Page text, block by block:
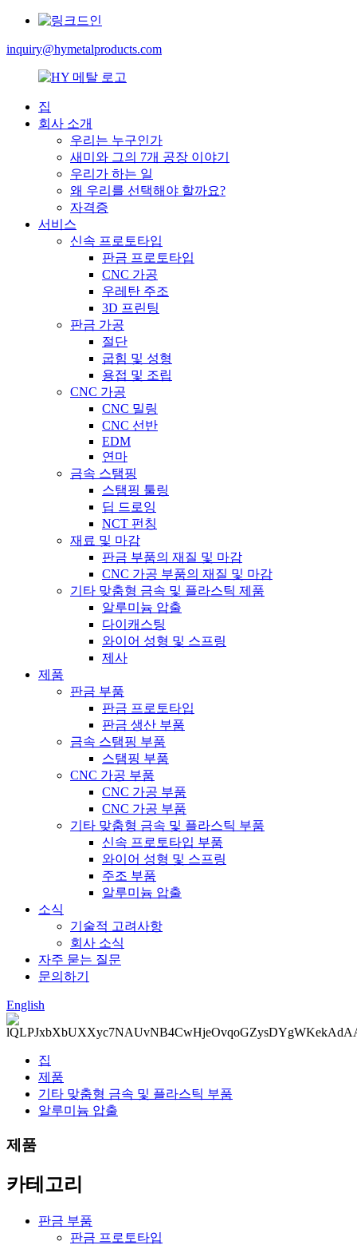
inquiry@hymetalproducts.com
집
회사 소개
우리는 누구인가
새미와 그의 7개 공장 이야기
우리가 하는 일
왜 우리를 선택해야 할까요?
자격증
서비스
신속 프로토타입
판금 프로토타입
CNC 가공
우레탄 주조
3D 프린팅
판금 가공
절단
굽힘 및 성형
용접 및 조립
CNC 가공
CNC 밀링
CNC 선반
EDM
연마
금속 스탬핑
스탬핑 툴링
딥 드로잉
NCT 펀칭
재료 및 마감
판금 부품의 재질 및 마감
CNC 가공 부품의 재질 및 마감
기타 맞춤형 금속 및 플라스틱 제품
알루미늄 압출
다이캐스팅
와이어 성형 및 스프링
제사
제품
판금 부품
판금 프로토타입
판금 생산 부품
금속 스탬핑 부품
스탬핑 부품
CNC 가공 부품
CNC 가공 부품
CNC 가공 부품
기타 맞춤형 금속 및 플라스틱 부품
신속 프로토타입 부품
와이어 성형 및 스프링
주조 부품
알루미늄 압출
소식
기술적 고려사항
회사 소식
자주 묻는 질문
문의하기
English
집
제품
기타 맞춤형 금속 및 플라스틱 부품
알루미늄 압출
제품
카테고리
판금 부품
판금 프로토타입